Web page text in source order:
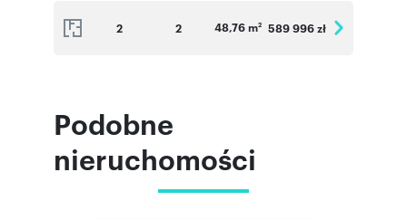
2 2 48,76 m2 589 996 zł
Podobne
nieruchomości